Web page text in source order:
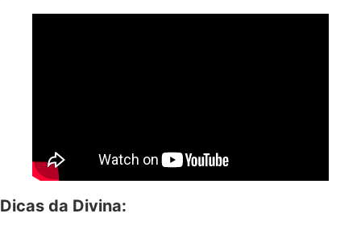
Dicas da Divina: